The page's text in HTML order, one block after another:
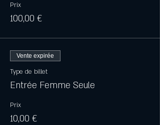
Prix
100,00 €
Vente expirée
Type de billet
Entrée Femme Seule
Prix
10,00 €